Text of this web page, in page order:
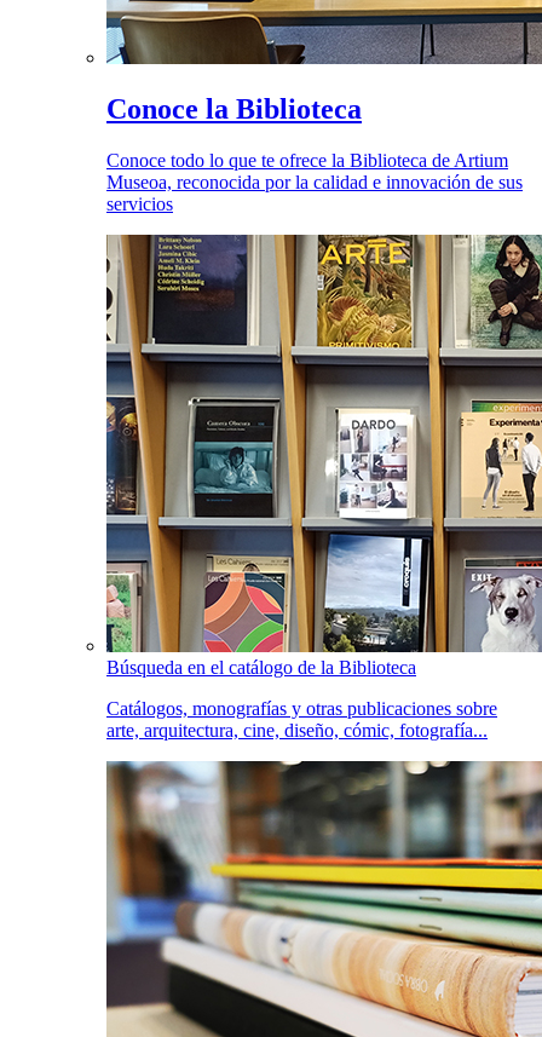
Conoce la Biblioteca
Conoce todo lo que te ofrece la Biblioteca de Artium
Museoa, reconocida por la calidad e innovación de sus
servicios
Búsqueda en el catálogo de la Biblioteca
Catálogos, monografías y otras publicaciones sobre
arte, arquitectura, cine, diseño, cómic, fotografía...